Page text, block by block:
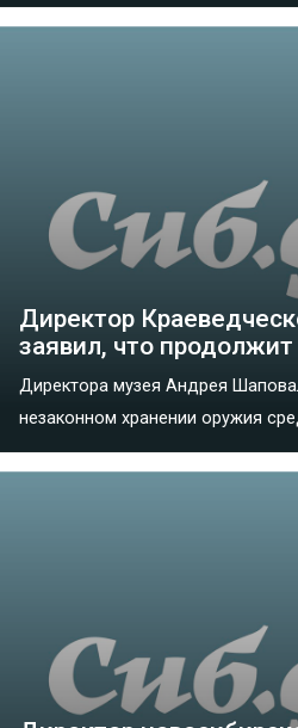
Директор
заявил, что
Директора музея Андрея
незаконном хранении оружия